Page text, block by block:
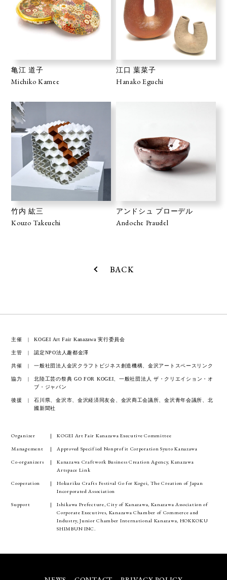
亀江 道子
Michiko Kamee
江口 葉菜子
Hanako Eguchi
竹内 紘三
Kouzo Takeuchi
アンドシュ プローデル
Andoche Praudel
BACK
主催 KOGEI Art Fair Kanazawa 実行委員会
主管 認定NPO法人趣都金澤
共催 一般社団法人金沢クラフトビジネス創造機構、金沢アートスペースリンク
協力
北陸工芸の祭典 GO FOR KOGEI、一般社団法人 ザ・クリエイション・オ
ブ・ジャパン
後援
石川県、金沢市、金沢経済同友会、金沢商工会議所、金沢青年会議所、北
國新聞社
Organizer
KOGEI Art Fair Kanazawa Executive Committee
Management
Approved Specified Nonprofit Corporation Syuto Kanazawa
Co-organizers
Kanazawa Craftwork Business Creation Agency, Kanazawa
Artspace Link
Cooperation
Hokuriku Crafts Festival Go for Kogei, The Creation of Japan
Incorporated Association
Support
Ishikawa Prefecture, City of Kanazawa, Kanazawa Association of
Corporate Executives, Kanazawa Chamber of Commerce and
Industry, Junior Chamber International Kanazawa, HOKKOKU
SHIMBUN INC.